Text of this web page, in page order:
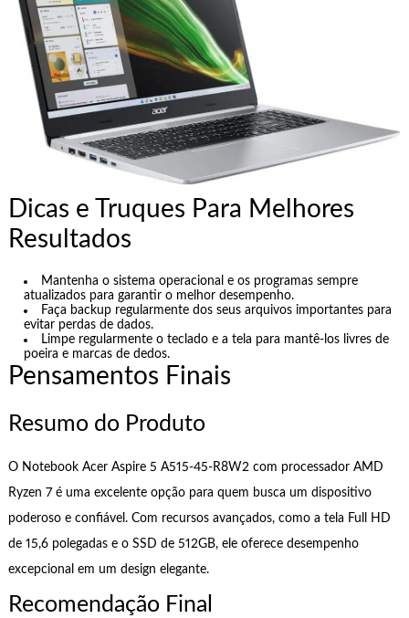
Dicas e Truques Para Melhores
Resultados
Mantenha o sistema operacional e os programas sempre
atualizados para garantir o melhor desempenho.
Faça backup regularmente dos seus arquivos importantes para
evitar perdas de dados.
Limpe regularmente o teclado e a tela para mantê-los livres de
poeira e marcas de dedos.
Pensamentos Finais
Resumo do Produto
O Notebook Acer Aspire 5 A515-45-R8W2 com processador AMD
Ryzen 7 é uma excelente opção para quem busca um dispositivo
poderoso e confiável. Com recursos avançados, como a tela Full HD
de 15,6 polegadas e o SSD de 512GB, ele oferece desempenho
excepcional em um design elegante.
Recomendação Final